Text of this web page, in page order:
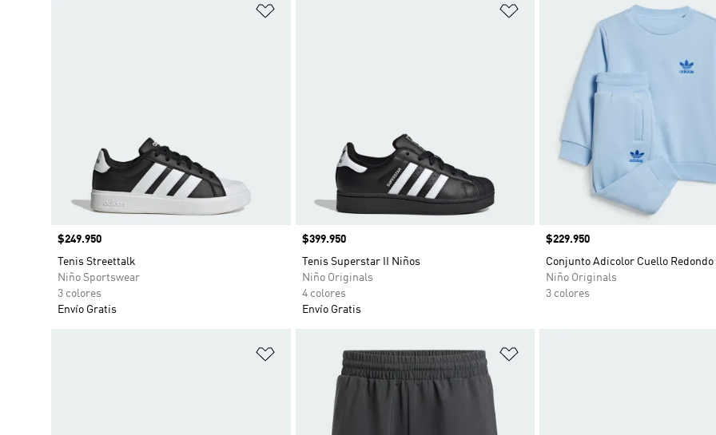
Precio
$249.950
Tenis Streettalk
Niño Sportswear
3 colores
Envío Gratis
Añadir a la lista de deseos
Precio
$399.950
Tenis Superstar II Niños
Niño Originals
4 colores
Envío Gratis
Precio
$229.950
Conjunto Adicolor Cuello Redondo
Niño Originals
3 colores
Añadir a la lista de deseos